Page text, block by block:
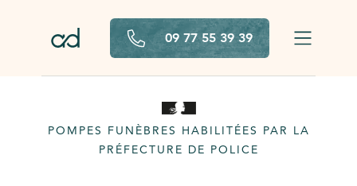
09 77 55 39 39
POMPES FUNÈBRES HABILITÉES PAR LA
PRÉFECTURE DE POLICE